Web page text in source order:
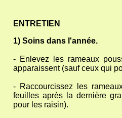
ENTRETIEN
1) Soins dans l'année.
- Enlevez les rameaux
apparaissent (sauf ceux qui
- Raccourcissez les
feuilles après la dernière
pour les raisin).